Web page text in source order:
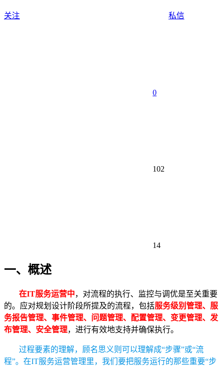
关注 私信
0
102
14
一、概述
在IT服务运营中，对流程的执行、监控与调优是至关重要
的。应对规划设计阶段所提及的流程，包括服务级别管理、服
务报告管理、事件管理、问题管理、配置管理、变更管理、发
布管理、安全管理，进行有效地支持并确保执行。
过程要素的理解，顾名思义则可以理解成“步骤”或“流
程”。在IT服务运营管理里，我们要把服务运行的那些重要“步